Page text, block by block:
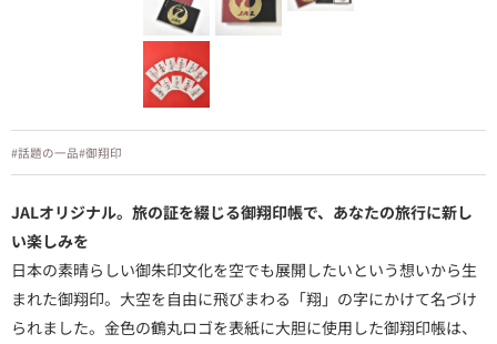
#話題の一品#御翔印
JALオリジナル。旅の証を綴じる御翔印帳で、あなたの旅行に新し
い楽しみを
日本の素晴らしい御朱印文化を空でも展開したいという想いから生
まれた御翔印。大空を自由に飛びまわる「翔」の字にかけて名づけ
られました。金色の鶴丸ロゴを表紙に大胆に使用した御翔印帳は、